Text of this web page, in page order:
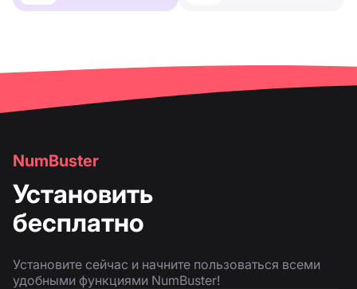
NumBuster
Установить
бесплатно
Установите сейчас и начните пользоваться всеми
удобными функциями NumBuster!